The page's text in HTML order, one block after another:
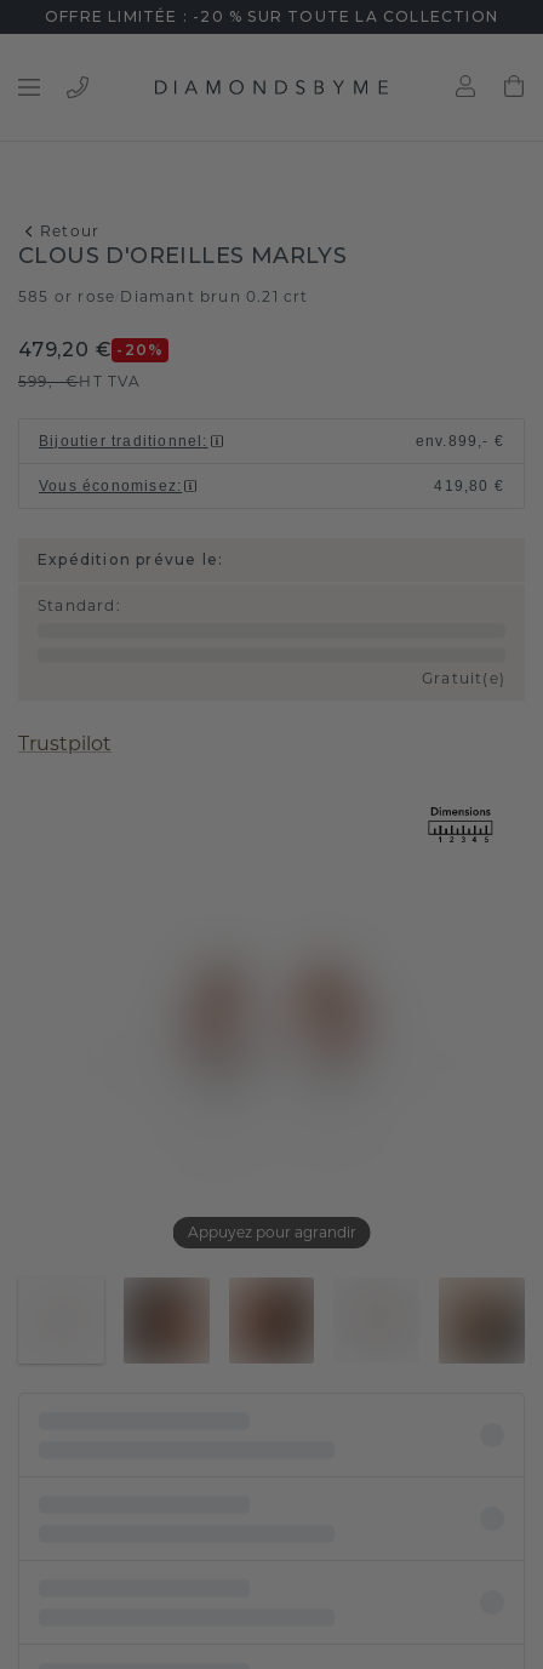
OFFRE LIMITÉE : -20 % SUR TOUTE LA COLLECTION
Retour
Appuyez pour agrandir
CLOUS D'OREILLES MARLYS
585 or rose Diamant brun 0.21 crt
479,20 € -20 %
599,- €HT TVA
Bijoutier traditionnel : env. 899,- €
Vous économisez: 419,80 €
Expédition prévue le:
Standard :
Gratuit(e)
Trustpilot